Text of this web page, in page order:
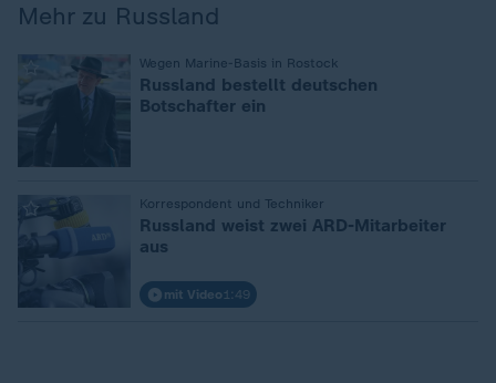
Mehr zu Russland
Wegen Marine-Basis in Rostock
Russland bestellt deutschen
Botschafter ein
Korrespondent und Techniker
Russland weist zwei ARD-Mitarbeiter
aus
mit Video 1:49